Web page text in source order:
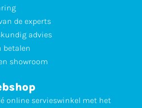
de experts
advies
betalen
showroom
online servieswinkel met het